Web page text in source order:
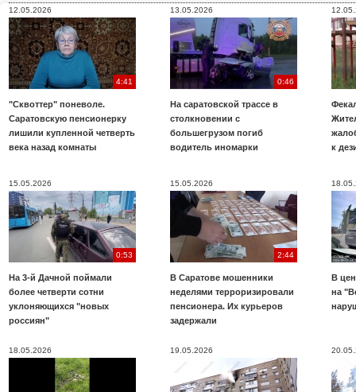
12.05.2026
4:41
"Сквоттер" поневоле.
Саратовскую пенсионерку
лишили купленной четверть
века назад комнаты
13.05.2026
0:46
На саратовской трассе в
столкновении с
большегрузом погиб
водитель иномарки
к
15.05.2026
0:53
На 3-й Дачной поймали
более четверти сотни
уклоняющихся "новых
россиян"
15.05.2026
2:44
В Саратове мошенники
неделями терроризировали
пенсионера. Их курьеров
задержали
В
на
18.05.2026 19.05.2026